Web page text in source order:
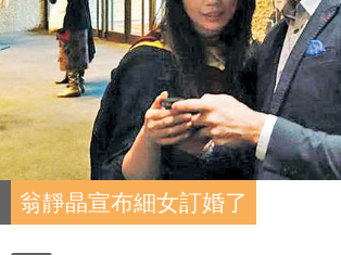
翁靜晶宣布細女訂婚了